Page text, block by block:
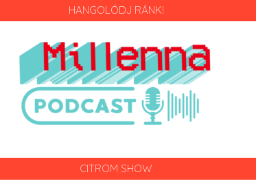
HANGOLÓDJ RÁNK!
CITROM SHOW